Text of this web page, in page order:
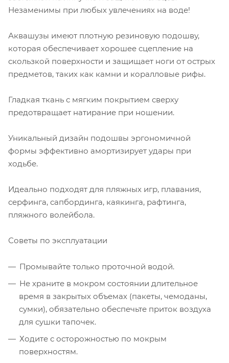
Незаменимы при любых увлечениях на воде!
Аквашузы имеют плотную резиновую подошву,
которая обеспечивает хорошее сцепление на
скользкой поверхности и защищает ноги от острых
предметов, таких как камни и коралловые рифы.
Гладкая ткань с мягким покрытием сверху
предотвращает натирание при ношении.
Уникальный дизайн подошвы эргономичной
формы эффективно амортизирует удары при
ходьбе.
Идеально подходят для пляжных игр, плавания,
серфинга, сапбординга, каякинга, рафтинга,
пляжного волейбола.
Советы по эксплуатации
Промывайте только проточной водой.
Не храните в мокром состоянии длительное
время в закрытых объемах (пакеты, чемоданы,
сумки), обязательно обеспечьте приток воздуха
для сушки тапочек.
Ходите с осторожностью по мокрым
поверхностям.